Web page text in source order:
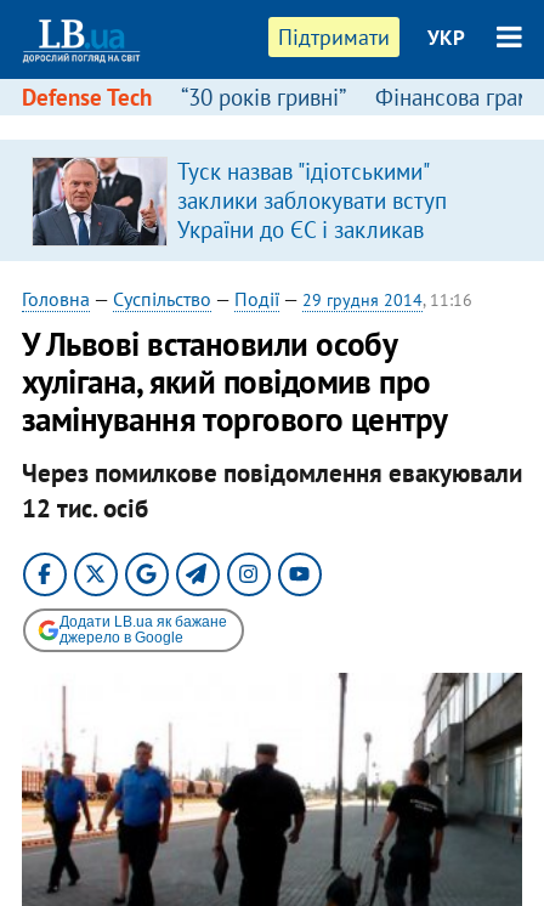
Підтримати УКР
Defense Tech “30 років гривні” Фінансова
Туск назвав "ідіотськими"
заклики заблокувати вступ
України до ЄС і закликав
припинити антиукраїнську
риторику
Головна — Суспільство — Події— 29 грудня 2014, 11:16
У Львові встановили особу
хулігана, який повідомив про
замінування торгового центру
Через помилкове повідомлення евакуювали
12 тис. осіб
Додати LB.ua як бажане
джерело в Google